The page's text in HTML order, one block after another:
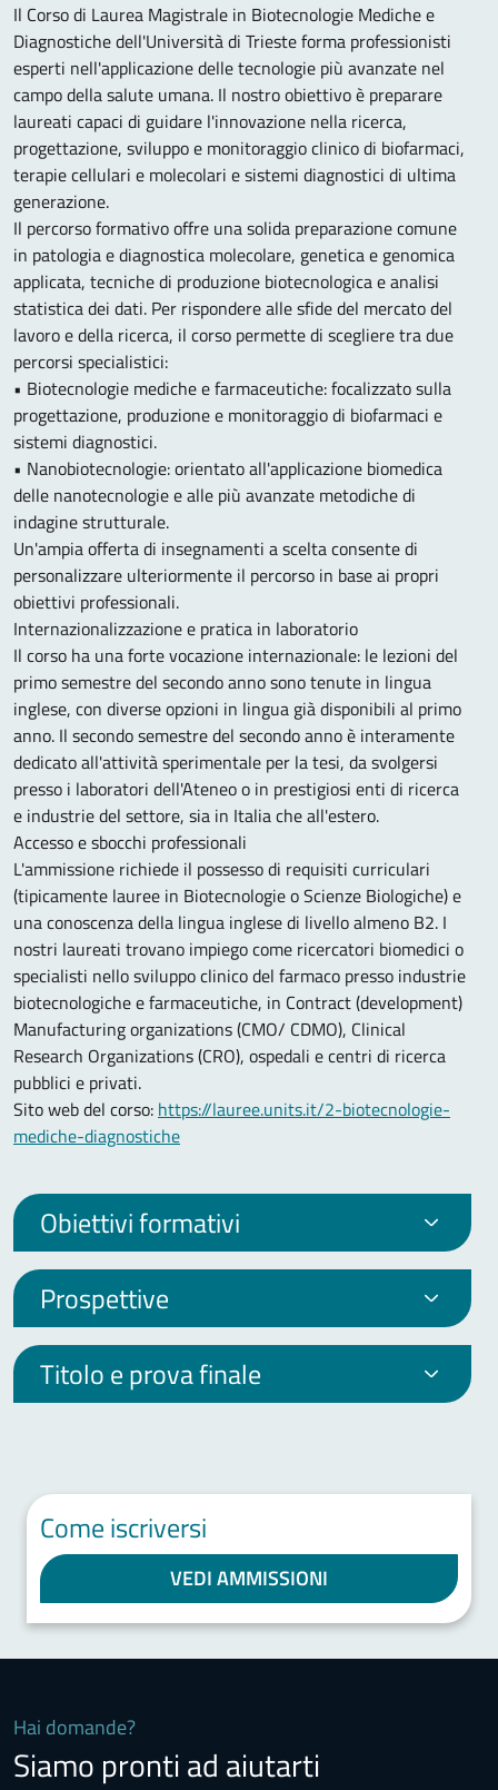
Il Corso di Laurea Magistrale in Biotecnologie Mediche e
Diagnostiche dell'Università di Trieste forma professionisti
esperti nell'applicazione delle tecnologie più avanzate nel
campo della salute umana. Il nostro obiettivo è preparare
laureati capaci di guidare l'innovazione nella ricerca,
progettazione, sviluppo e monitoraggio clinico di biofarmaci,
terapie cellulari e molecolari e sistemi diagnostici di ultima
generazione.
Il percorso formativo offre una solida preparazione comune
in patologia e diagnostica molecolare, genetica e genomica
applicata, tecniche di produzione biotecnologica e analisi
statistica dei dati. Per rispondere alle sfide del mercato del
lavoro e della ricerca, il corso permette di scegliere tra due
percorsi specialistici:
• Biotecnologie mediche e farmaceutiche: focalizzato sulla
progettazione, produzione e monitoraggio di biofarmaci e
sistemi diagnostici.
• Nanobiotecnologie: orientato all'applicazione biomedica
delle nanotecnologie e alle più avanzate metodiche di
indagine strutturale.
Un'ampia offerta di insegnamenti a scelta consente di
personalizzare ulteriormente il percorso in base ai propri
obiettivi professionali.
Internazionalizzazione e pratica in laboratorio
Il corso ha una forte vocazione internazionale: le lezioni del
primo semestre del secondo anno sono tenute in lingua
inglese, con diverse opzioni in lingua già disponibili al primo
anno. Il secondo semestre del secondo anno è interamente
dedicato all'attività sperimentale per la tesi, da svolgersi
presso i laboratori dell'Ateneo o in prestigiosi enti di ricerca
e industrie del settore, sia in Italia che all'estero.
Accesso e sbocchi professionali
L'ammissione richiede il possesso di requisiti curriculari
(tipicamente lauree in Biotecnologie o Scienze Biologiche) e
una conoscenza della lingua inglese di livello almeno B2. I
nostri laureati trovano impiego come ricercatori biomedici o
specialisti nello sviluppo clinico del farmaco presso industrie
biotecnologiche e farmaceutiche, in Contract (development)
Manufacturing organizations (CMO/ CDMO), Clinical
Research Organizations (CRO), ospedali e centri di ricerca
pubblici e privati.
Sito web del corso: https://lauree.units.it/2-biotecnologie-
mediche-diagnostiche
Obiettivi formativi
Prospettive
Titolo e prova finale
Come iscriversi
VEDI AMMISSIONI
Hai domande?
Siamo pronti ad aiutarti